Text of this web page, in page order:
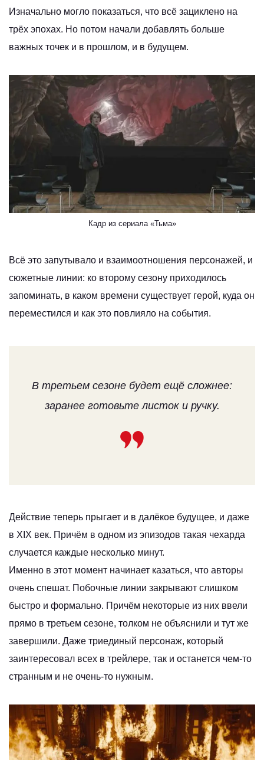
Изначально могло показаться, что всё зациклено на
трёх эпохах. Но потом начали добавлять больше
важных точек и в прошлом, и в будущем.
Кадр из сериала «Тьма»
Всё это запутывало и взаимоотношения персонажей, и
сюжетные линии: ко второму сезону приходилось
запоминать, в каком времени существует герой, куда он
переместился и как это повлияло на события.
В третьем сезоне будет ещё сложнее:
заранее готовьте листок и ручку.
Действие теперь прыгает и в далёкое будущее, и даже
в XIX век. Причём в одном из эпизодов такая чехарда
случается каждые несколько минут.
Именно в этот момент начинает казаться, что авторы
очень спешат. Побочные линии закрывают слишком
быстро и формально. Причём некоторые из них ввели
прямо в третьем сезоне, толком не объяснили и тут же
завершили. Даже триединый персонаж, который
заинтересовал всех в трейлере, так и останется чем‑то
странным и не очень‑то нужным.